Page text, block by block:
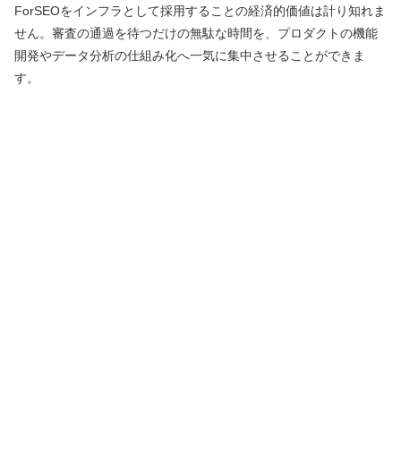
ForSEOをインフラとして採用することの経済的価値は計り知れま
せん。審査の通過を待つだけの無駄な時間を、プロダクトの機能
開発やデータ分析の仕組み化へ一気に集中させることができま
す。